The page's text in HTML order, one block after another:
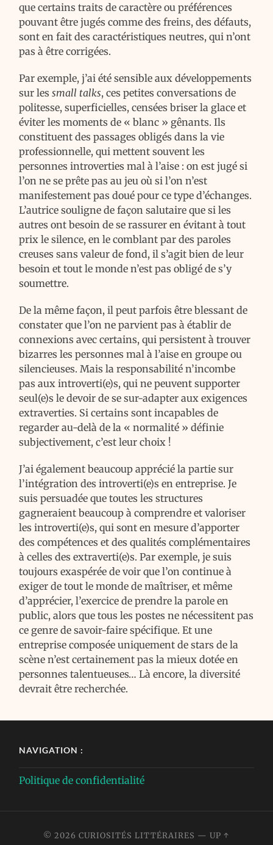
que certains traits de caractère ou préférences
pouvant être jugés comme des freins, des défauts,
sont en fait des caractéristiques neutres, qui n’ont
pas à être corrigées.
Par exemple, j’ai été sensible aux développements
sur lessmall talks, ces petites conversations de
politesse, superficielles, censées briser la glace et
éviter les moments de « blanc » gênants. Ils
constituent des passages obligés dans la vie
professionnelle, qui mettent souvent les
personnes introverties mal à l’aise : on est jugé si
l’on ne se prête pas au jeu où si l’on n’est
manifestement pas doué pour ce type d’échanges.
L’autrice souligne de façon salutaire que si les
autres ont besoin de se rassurer en évitant à tout
prix le silence, en le comblant par des paroles
creuses sans valeur de fond, il s’agit bien de leur
besoin et tout le monde n’est pas obligé de s’y
soumettre.
De la même façon, il peut parfois être blessant de
constater que l’on ne parvient pas à établir de
connexions avec certains, qui persistent à trouver
bizarres les personnes mal à l’aise en groupe ou
silencieuses. Mais la responsabilité n’incombe
pas aux introverti(e)s, qui ne peuvent supporter
seul(e)s le devoir de se sur-adapter aux exigences
extraverties. Si certains sont incapables de
regarder au-delà de la « normalité » définie
subjectivement, c’est leur choix !
J’ai également beaucoup apprécié la partie sur
l’intégration des introverti(e)s en entreprise. Je
suis persuadée que toutes les structures
gagneraient beaucoup à comprendre et valoriser
les introverti(e)s, qui sont en mesure d’apporter
des compétences et des qualités complémentaires
à celles des extraverti(e)s. Par exemple, je suis
toujours exaspérée de voir que l’on continue à
exiger de tout le monde de maîtriser, et même
d’apprécier, l’exercice de prendre la parole en
public, alors que tous les postes ne nécessitent pas
ce genre de savoir-faire spécifique. Et une
entreprise composée uniquement de stars de la
scène n’est certainement pas la mieux dotée en
personnes talentueuses… Là encore, la diversité
devrait être recherchée.
NAVIGATION :
Politique de confidentialité
© 2026CURIOSITÉS LITTÉRAIRES —UP ↑